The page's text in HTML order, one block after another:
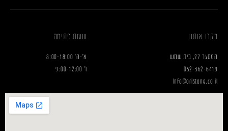
בקרו אותנו
המסגר 27, בית שמש
052-362-6419
Info@oristone.co.il
שעות פתיחה
א'-ה' 8:00-18:00
ו' 9:00-12:00